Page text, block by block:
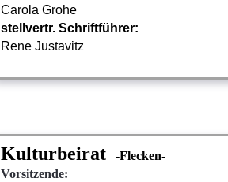
Carola Grohe
stellvertr. Schriftführer:
Rene Justavitz
Kulturbeirat-Flecken-
Vorsitzende: